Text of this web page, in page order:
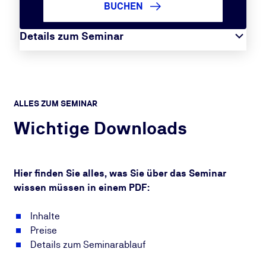
Details zum Seminar
BUCHEN
ALLES ZUM SEMINAR
Wichtige Downloads
Hier finden Sie alles, was Sie über das Seminar
wissen müssen in einem PDF:
Inhalte
Preise
Details zum Seminarablauf